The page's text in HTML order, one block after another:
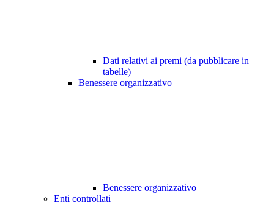
Dati relativi ai premi (da pubblicare in
tabelle)
Benessere organizzativo
Benessere organizzativo
Enti controllati